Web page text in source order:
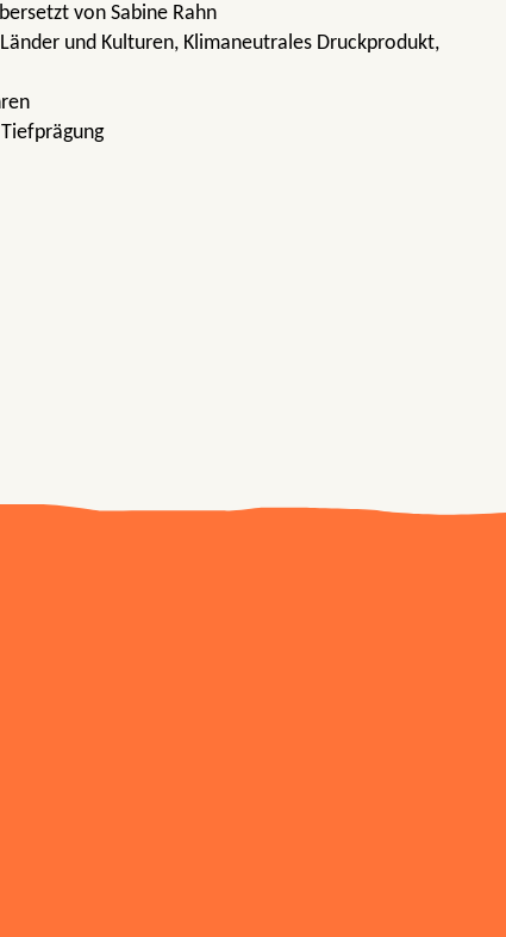
von Sabine Rahn
und Kulturen, Klimaneutrales Druckprodukt,